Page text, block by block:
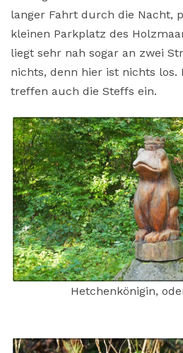
langer Fahrt durch die Nacht,
kleinen Parkplatz des
liegt sehr nah sogar an zwei
nichts, denn hier ist nichts los.
treffen auch die Steffs ein.
Hetchenkönigin,